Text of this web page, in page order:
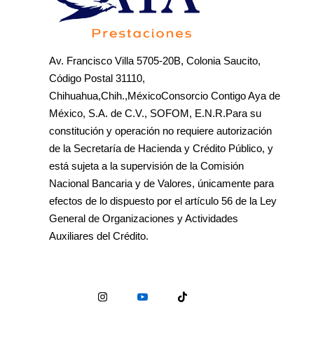
Av. Francisco Villa 5705-20B, Colonia Saucito,
Código Postal 31110,
Chihuahua,Chih.,MéxicoConsorcio Contigo Aya de
México, S.A. de C.V., SOFOM, E.N.R.Para su
constitución y operación no requiere autorización
de la Secretaría de Hacienda y Crédito Público, y
está sujeta a la supervisión de la Comisión
Nacional Bancaria y de Valores, únicamente para
efectos de lo dispuesto por el artículo 56 de la Ley
General de Organizaciones y Actividades
Auxiliares del Crédito.